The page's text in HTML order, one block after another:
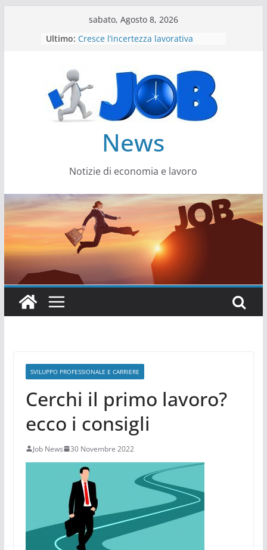
sabato, Agosto 8, 2026
Ultimo: Cresce l’incertezza lavorativa
Il settore energy cambia veste
Servono più sustainability data
architect
News
Notizie di economia e lavoro
SVILUPPO PROFESSIONALE E CARRIERE
Cerchi il primo lavoro?
ecco i consigli
Job News 30 Novembre 2022